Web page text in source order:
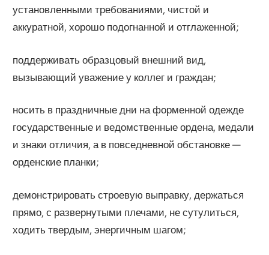
установленными требованиями, чистой и
аккуратной, хорошо подогнанной и отглаженной;
поддерживать образцовый внешний вид,
вызывающий уважение у коллег и граждан;
носить в праздничные дни на форменной одежде
государственные и ведомственные ордена, медали
и знаки отличия, а в повседневной обстановке —
орденские планки;
демонстрировать строевую выправку, держаться
прямо, с развернутыми плечами, не сутулиться,
ходить твердым, энергичным шагом;